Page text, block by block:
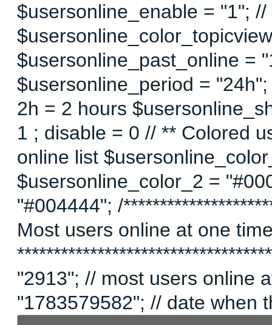
$usersonline_enable = "1";
$usersonline_past_online =
$usersonline_period =
2h = 2 hours
1 ; disable = 0 // ** Colored
online list
$usersonline_color_2 =
"#004444"; /
Most users online at one
"2913"; // most users online
"1783579582"; // date when